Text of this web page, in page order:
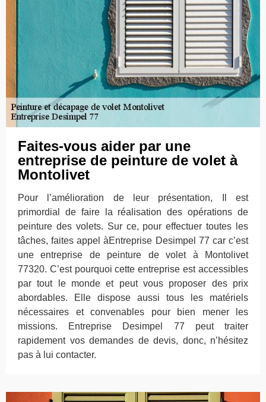
Faites-vous aider par une
entreprise de peinture de volet à
Montolivet
Pour l’amélioration de leur présentation, Il est
primordial de faire la réalisation des opérations de
peinture des volets. Sur ce, pour effectuer toutes les
tâches, faites appel àEntreprise Desimpel 77 car c’est
une entreprise de peinture de volet à Montolivet
77320. C’est pourquoi cette entreprise est accessibles
par tout le monde et peut vous proposer des prix
abordables. Elle dispose aussi tous les matériels
nécessaires et convenables pour bien mener les
missions. Entreprise Desimpel 77 peut traiter
rapidement vos demandes de devis, donc, n’hésitez
pas à lui contacter.